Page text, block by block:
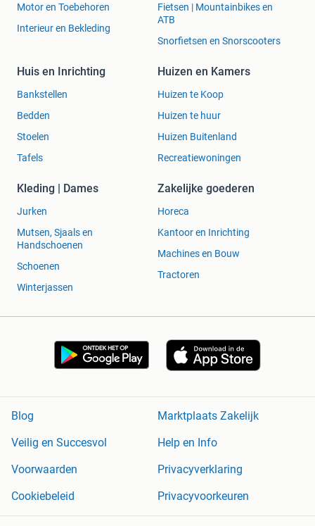
Motor en Toebehoren
Interieur en Bekleding
Fietsen | Mountainbikes en
ATB
Snorfietsen en Snorscooters
Huis en Inrichting
Bankstellen
Bedden
Stoelen
Tafels
Huizen en Kamers
Huizen te Koop
Huizen te huur
Huizen Buitenland
Recreatiewoningen
Kleding | Dames
Jurken
Mutsen, Sjaals en
Handschoenen
Schoenen
Winterjassen
Zakelijke goederen
Horeca
Kantoor en Inrichting
Machines en Bouw
Tractoren
Blog
Marktplaats Zakelijk
Veilig en Succesvol
Help en Info
Voorwaarden
Privacyverklaring
Cookiebeleid
Privacyvoorkeuren